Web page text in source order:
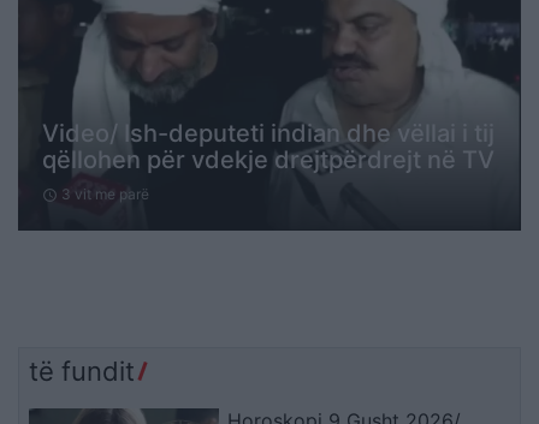
Video/ Ish-deputeti indian dhe vëllai i tij
qëllohen për vdekje drejtpërdrejt në TV
schedule 3 vit me parë
të fundit